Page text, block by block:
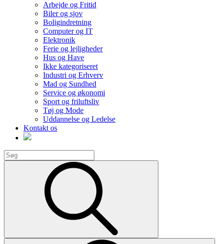
Arbejde og Fritid
Biler og sjov
Boligindretning
Computer og IT
Elektronik
Ferie og lejligheder
Hus og Have
Ikke kategoriseret
Industri og Erhverv
Mad og Sundhed
Service og økonomi
Sport og friluftsliv
Tøj og Mode
Uddannelse og Ledelse
Kontakt os
Search
for: